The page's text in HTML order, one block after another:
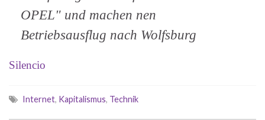
OPEL" und machen nen
Betriebsausflug nach Wolfsburg
Silencio
Internet, Kapitalismus, Technik